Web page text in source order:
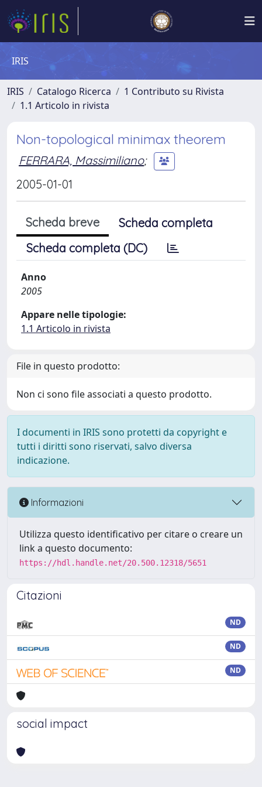
IRIS
IRIS Catalogo Ricerca
1 Contributo su Rivista
1.1 Articolo in rivista
Non-topological minimax theorem
FERRARA, Massimiliano;
2005-01-01
Scheda breve
Scheda completa
Scheda completa (DC)
Anno
2005
Appare nelle tipologie:
1.1 Articolo in rivista
File in questo prodotto:
Non ci sono file associati a questo prodotto.
I documenti in IRIS sono protetti da copyright e
tutti i diritti sono riservati, salvo diversa
indicazione.
Informazioni
Utilizza questo identificativo per citare o creare un
link a questo documento:
https://hdl.handle.net/20.500.12318/5651
Citazioni
ND
ND
ND
social impact